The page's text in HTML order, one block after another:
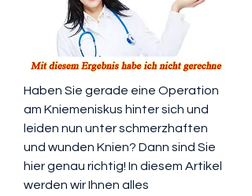
Haben Sie gerade eine Operation
am Kniemeniskus hinter sich und
leiden nun unter schmerzhaften
und wunden Knien? Dann sind Sie
hier genau richtig! In diesem Artikel
werden wir Ihnen alles